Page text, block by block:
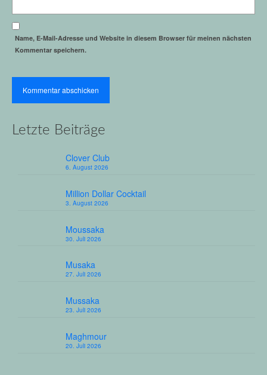
Name, E-Mail-Adresse und Website in diesem Browser für meinen nächsten
Kommentar speichern.
Letzte Beiträge
Clover Club
6. August 2026
Million Dollar Cocktail
3. August 2026
Moussaka
30. Juli 2026
Musaka
27. Juli 2026
Mussaka
23. Juli 2026
Maghmour
20. Juli 2026